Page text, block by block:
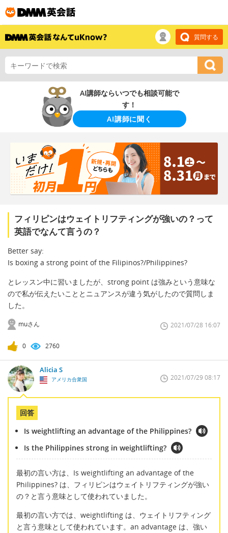
質問する
AI講師ならいつでも相談可能で
す！
AI講師に聞く
フィリピンはウェイトリフティングが強いの？って
英語でなんて言うの？
Better say:
Is boxing a strong point of the Filipinos?/Philippines?
とレッスン中に習いましたが、strong point は強みという意味な
ので私が伝えたいこととニュアンスが違う気がしたので質問しま
した。
muさん 2021/07/28 16:07
0 2760
Alicia S
アメリカ合衆国 2021/07/29 08:17
回答
Is weightlifting an advantage of the Philippines?
Is the Philippines strong in weightlifting?
最初の言い方は、Is weightlifting an advantage of the
Philippines? は、フィリピンはウェイトリフティングが強い
の？と言う意味として使われていました。
最初の言い方では、weightlifting は、ウェイトリフティング
と言う意味として使われています。an advantage は、強い